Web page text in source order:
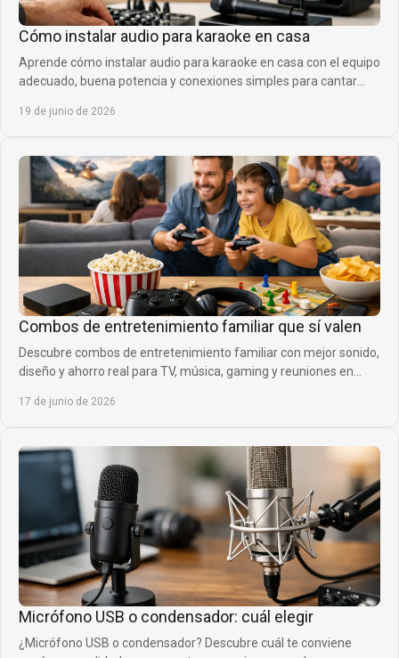
Cómo instalar audio para karaoke en casa
Aprende cómo instalar audio para karaoke en casa con el equipo
adecuado, buena potencia y conexiones simples para cantar
19 de junio de 2026
Combos de entretenimiento familiar que sí valen
Descubre combos de entretenimiento familiar con mejor sonido,
diseño y ahorro real para TV, música, gaming y reuniones en
17 de junio de 2026
Micrófono USB o condensador: cuál elegir
¿Micrófono USB o condensador? Descubre cuál te conviene